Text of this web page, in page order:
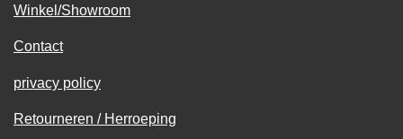
Winkel/Showroom
Contact
privacy policy
Retourneren / Herroeping